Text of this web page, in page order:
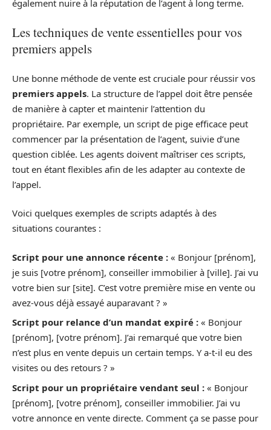
également nuire à la réputation de l’agent à long terme.
Les techniques de vente essentielles pour vos
premiers appels
Une bonne méthode de vente est cruciale pour réussir vos
premiers appels. La structure de l’appel doit être pensée
de manière à capter et maintenir l’attention du
propriétaire. Par exemple, un script de pige efficace peut
commencer par la présentation de l’agent, suivie d’une
question ciblée. Les agents doivent maîtriser ces scripts,
tout en étant flexibles afin de les adapter au contexte de
l’appel.
Voici quelques exemples de scripts adaptés à des
situations courantes :
Script pour une annonce récente : « Bonjour [prénom],
je suis [votre prénom], conseiller immobilier à [ville]. J’ai vu
votre bien sur [site]. C’est votre première mise en vente ou
avez-vous déjà essayé auparavant ? »
Script pour relance d’un mandat expiré : « Bonjour
[prénom], [votre prénom]. J’ai remarqué que votre bien
n’est plus en vente depuis un certain temps. Y a-t-il eu des
visites ou des retours ? »
Script pour un propriétaire vendant seul : « Bonjour
[prénom], [votre prénom], conseiller immobilier. J’ai vu
votre annonce en vente directe. Comment ça se passe pour